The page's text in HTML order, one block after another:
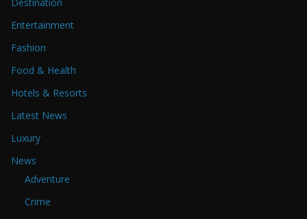
Entertainment
Fashion
Food & Health
Hotels & Resorts
Latest News
Luxury
News
Adventure
Crime